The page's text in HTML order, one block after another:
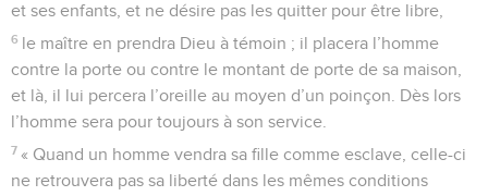
et ses enfants, et ne désire pas les quitter pour être libre,
6 le maître en prendra Dieu à témoin ; il placera l’homme
contre la porte ou contre le montant de porte de sa maison,
et là, il lui percera l’oreille au moyen d’un poinçon. Dès lors
l’homme sera pour toujours à son service.
7 « Quand un homme vendra sa fille comme esclave, celle-ci
ne retrouvera pas sa liberté dans les mêmes conditions